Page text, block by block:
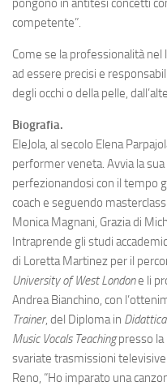
pongono in antitesi concetti
competente”.
Come se la professionalità nel
ad essere precisi e
degli occhi o della pelle,
Biografia.
EleJola, al secolo Elena
performer veneta. Avvia la
perfezionandosi con il tempo
coach e seguendo
Monica Magnani, Grazia di
Intraprende gli studi
di Loretta Martinez per il
University of West Londone li
Andrea Bianchino, con
Trainer, del Diploma in
Music Vocals Teachingpresso la
svariate trasmissioni
Reno, “Ho imparato una